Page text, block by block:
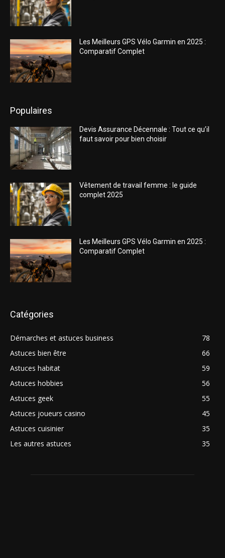
Les Meilleurs GPS Vélo Garmin en 2025 :
Comparatif Complet
Populaires
Devis Assurance Décennale : Tout ce qu’il
faut savoir pour bien choisir
Vêtement de travail femme : le guide
complet 2025
Les Meilleurs GPS Vélo Garmin en 2025 :
Comparatif Complet
Catégories
Démarches et astuces business
78
Astuces bien être
66
Astuces habitat
59
Astuces hobbies
56
Astuces geek
55
Astuces joueurs casino
45
Astuces cuisinier
35
Les autres astuces
35